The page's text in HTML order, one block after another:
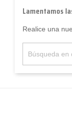
Lamentamos
Realice una